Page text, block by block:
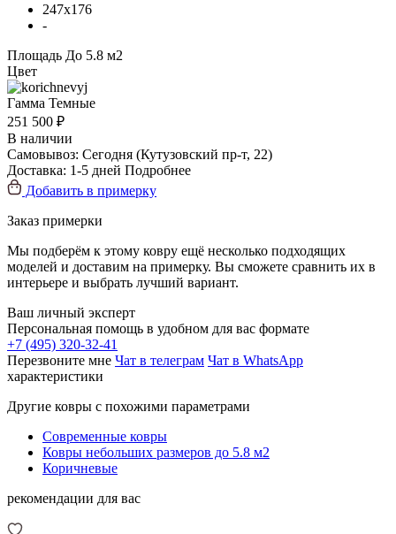
247x176
-
Площадь До 5.8 м2
Цвет
Гамма Темные
251 500 ₽
В наличии
Самовывоз: Сегодня (Кутузовский пр-т, 22)
Доставка: 1-5 дней Подробнее
Добавить в примерку
Заказ примерки
Мы подберём к этому ковру ещё несколько подходящих
моделей и доставим на примерку. Вы сможете сравнить их в
интерьере и выбрать лучший вариант.
Ваш личный эксперт
Персональная помощь в удобном для вас формате
+7 (495) 320-32-41
Перезвоните мне Чат в телеграм Чат в WhatsApp
характеристики
Другие ковры с похожими параметрами
Современные ковры
Ковры небольших размеров до 5.8 м2
Коричневые
рекомендации для вас